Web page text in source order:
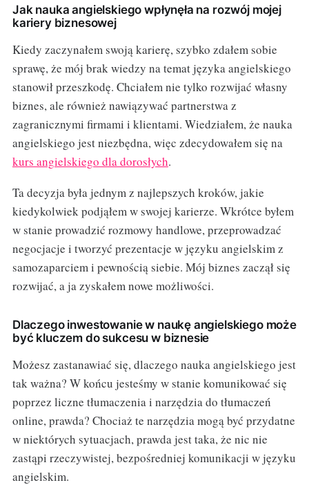
Jak nauka angielskiego wpłynęła na rozwój mojej
kariery biznesowej
Kiedy zaczynałem swoją karierę, szybko zdałem sobie
sprawę, że mój brak wiedzy na temat języka angielskiego
stanowił przeszkodę. Chciałem nie tylko rozwijać własny
biznes, ale również nawiązywać partnerstwa z
zagranicznymi firmami i klientami. Wiedziałem, że nauka
angielskiego jest niezbędna, więc zdecydowałem się na
kurs angielskiego dla dorosłych.
Ta decyzja była jednym z najlepszych kroków, jakie
kiedykolwiek podjąłem w swojej karierze. Wkrótce byłem
w stanie prowadzić rozmowy handlowe, przeprowadzać
negocjacje i tworzyć prezentacje w języku angielskim z
samozaparciem i pewnością siebie. Mój biznes zaczął się
rozwijać, a ja zyskałem nowe możliwości.
Dlaczego inwestowanie w naukę angielskiego może
być kluczem do sukcesu w biznesie
Możesz zastanawiać się, dlaczego nauka angielskiego jest
tak ważna? W końcu jesteśmy w stanie komunikować się
poprzez liczne tłumaczenia i narzędzia do tłumaczeń
online, prawda? Chociaż te narzędzia mogą być przydatne
w niektórych sytuacjach, prawda jest taka, że nic nie
zastąpi rzeczywistej, bezpośredniej komunikacji w języku
angielskim.